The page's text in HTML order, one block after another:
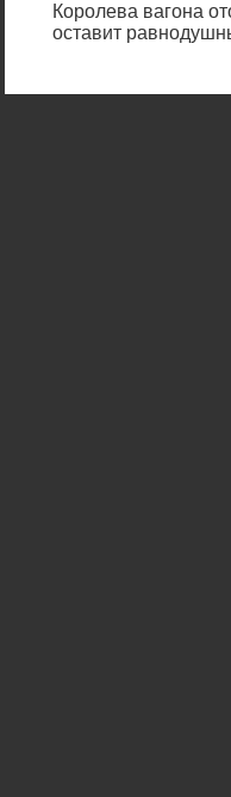
Королева вагона
оставит